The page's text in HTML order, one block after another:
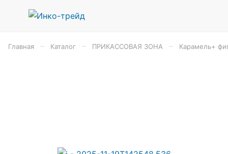
Главная Каталог ПРИКАССОВАЯ ЗОНА Карамель+